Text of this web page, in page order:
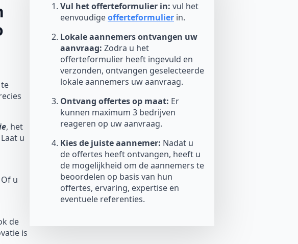
, het
Laat u
u
de
is
Vul het offerteformulier in: vul het
eenvoudigeofferteformulier in.
Lokale aannemers ontvangen uw
aanvraag: Zodra u het
offerteformulier heeft ingevuld en
verzonden, ontvangen geselecteerde
lokale aannemers uw aanvraag.
Ontvang offertes op maat: Er
kunnen maximum 3 bedrijven
reageren op uw aanvraag.
Kies de juiste aannemer: Nadat u
de offertes heeft ontvangen, heeft u
de mogelijkheid om de aannemers te
beoordelen op basis van hun
offertes, ervaring, expertise en
eventuele referenties.